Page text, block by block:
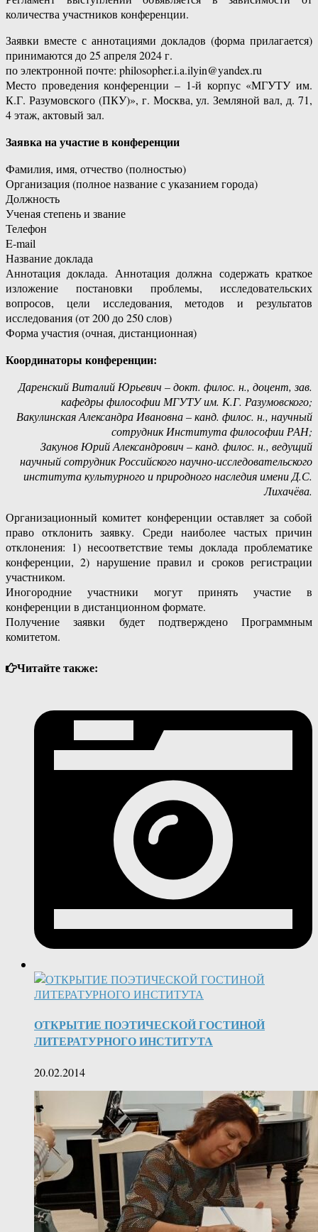
количества участников конференции.
Заявки вместе с аннотациями докладов (форма прилагается)
принимаются до 25 апреля 2024 г.
по электронной почте: philosopher.i.a.ilyin@yandex.ru
Место проведения конференции – 1-й корпус «МГУТУ им.
К.Г. Разумовского (ПКУ)», г. Москва, ул. Земляной вал, д. 71,
4 этаж, актовый зал.
Заявка на участие в конференции
Фамилия, имя, отчество (полностью)
Организация (полное название с указанием города)
Должность
Ученая степень и звание
Телефон
E-mail
Название доклада
Аннотация доклада. Аннотация должна содержать краткое
изложение постановки проблемы, исследовательских
вопросов, цели исследования, методов и результатов
исследования (от 200 до 250 слов)
Форма участия (очная, дистанционная)
Координаторы конференции:
Даренский Виталий Юрьевич – докт. филос. н., доцент, зав.
кафедры философии МГУТУ им. К.Г. Разумовского;
Вакулинская Александра Ивановна – канд. филос. н., научный
сотрудник Института философии РАН;
Закунов Юрий Александрович – канд. филос. н., ведущий
научный сотрудник Российского научно-исследовательского
института культурного и природного наследия имени Д.С.
Лихачёва.
Организационный комитет конференции оставляет за собой
право отклонить заявку. Среди наиболее частых причин
отклонения: 1) несоответствие темы доклада проблематике
конференции, 2) нарушение правил и сроков регистрации
участником.
Иногородние участники могут принять участие в
конференции в дистанционном формате.
Получение заявки будет подтверждено Программным
комитетом.
Читайте также:
ОТКРЫТИЕ ПОЭТИЧЕСКОЙ ГОСТИНОЙ
ЛИТЕРАТУРНОГО ИНСТИТУТА
20.02.2014